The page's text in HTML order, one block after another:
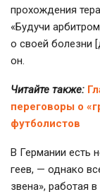
прохождения
«Будучи
о своей болезни
он.
Читайте также:
переговоры о
футболистов
В Германии есть
геев, — однако
звена», работая